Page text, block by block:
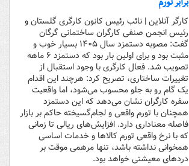
کارگر آنلاین | نائب رئیس کانون کارگری گلستان و
رئیس انجمن صنفی کارگران ساختمانی گرگان
گفت: مصوبه دستمزد سال ۱۴۰۵ بسیار خوب و
مثبت بود و برای اولین بار بود که دستمزد ۶ ماهه
تصویب شد. فعال کارگری با وجود استقبال از
تغییرات ساختاری، تصریح کرد: هرچند این اقدام
یک گام رو به جلو محسوب می‌شود، اما واقعیت
سفره کارگران نشان می‌دهد که این دستمزد
همچنان با تورم واقعی و لجام‌گسیخته حاکم بر بازار
فاصله معناداری دارد. افزایش‌های ریالی تا زمانی
که با نرخ واقعی تورم کالاها و خدمات اساسی
همخوانی نداشته باشد، تنها مرهمی موقت بر
دردهای معیشتی خواهد بود.